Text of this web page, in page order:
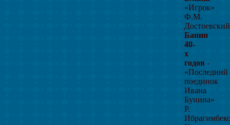
«Игрок»
Ф.М.
Достоевский
Банин
40-
х
годов -
«Последний
поединок
Ивана
Бунина»
Р.